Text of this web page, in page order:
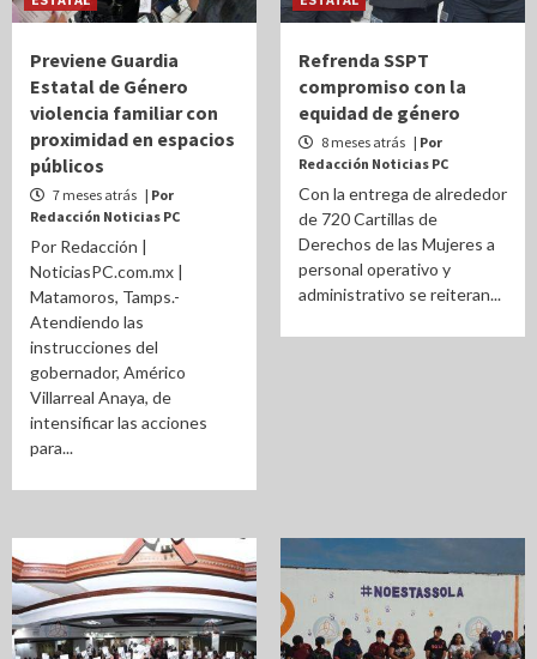
Previene Guardia
Estatal de Género
violencia familiar con
proximidad en espacios
públicos
7 meses atrás | Por
Redacción Noticias PC
Por Redacción |
NoticiasPC.com.mx |
Matamoros, Tamps.-
Atendiendo las
instrucciones del
gobernador, Américo
Villarreal Anaya, de
intensificar las acciones
para...
Refrenda SSPT
compromiso con la
equidad de género
8 meses atrás | Por
Redacción Noticias PC
Con la entrega de alrededor
de 720 Cartillas de
Derechos de las Mujeres a
personal operativo y
administrativo se reiteran...